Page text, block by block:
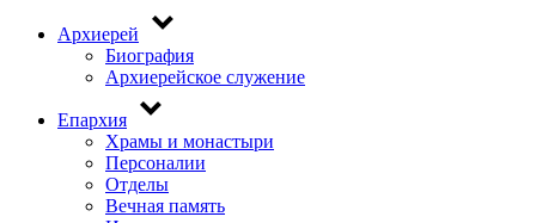
Архиерей
Биография
Архиерейское служение
Епархия
Храмы и монастыри
Персоналии
Отделы
Вечная память